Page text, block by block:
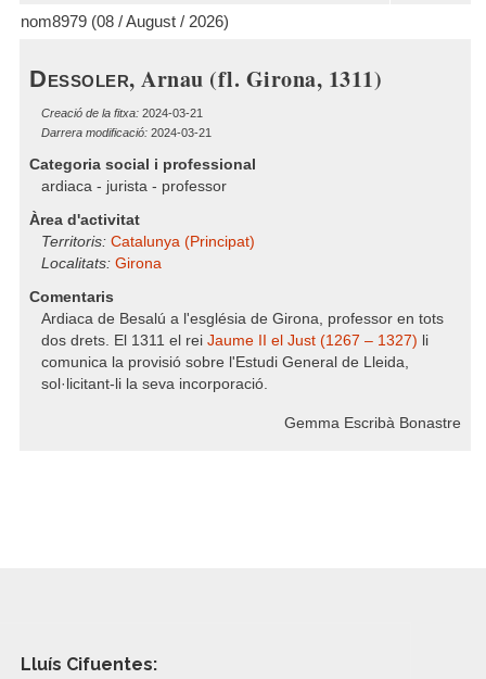
nom8979 (08 / August / 2026)
Dessoler, Arnau (fl. Girona, 1311)
Creació de la fitxa: 2024-03-21
Darrera modificació: 2024-03-21
Categoria social i professional
ardiaca - jurista - professor
Àrea d'activitat
Territoris: Catalunya (Principat)
Localitats: Girona
Comentaris
Ardiaca de Besalú a l'església de Girona, professor en tots
dos drets. El 1311 el rei Jaume II el Just (1267 – 1327) li
comunica la provisió sobre l'Estudi General de Lleida,
sol·licitant-li la seva incorporació.
Gemma Escribà Bonastre
Lluís Cifuentes: